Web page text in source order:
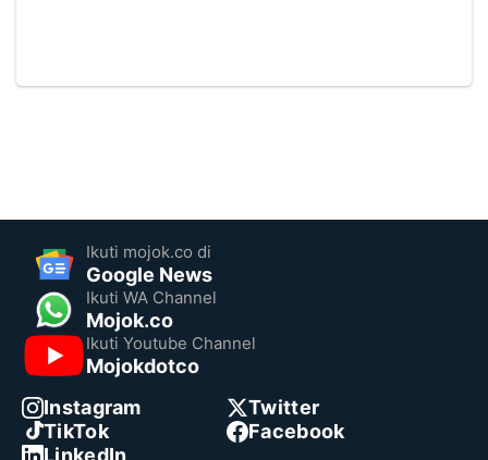
Ikuti mojok.co di
Google News
Ikuti WA Channel
Mojok.co
Ikuti Youtube Channel
Mojokdotco
Instagram
Twitter
TikTok
Facebook
LinkedIn